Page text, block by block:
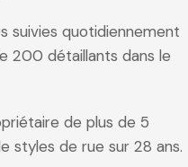
suivies quotidiennement
200 détaillants dans le
de plus de 5
styles de rue sur 28 ans.